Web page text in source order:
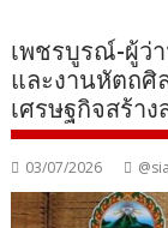
เพชรบูรณ์-ผู้ว่
และงานหัตถ
เศรษฐกิจสร้าง
03/07/2026